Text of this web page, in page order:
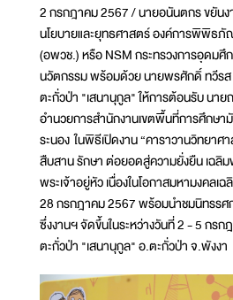
2 กรกฎาคม 2567 / นายอนันตกร ขยัน
นโยบายและยุทธศาสตร์ องค์การพิพิธ
(อพวช.) หรือ NSM กระทรวงการอุดมศึ
นวัตกรรม พร้อมด้วย นายพรศักดิ์ ทวีรส
ตะกั่วป่า "เสนานุกูล" ให้การต้อนรับ นาย
อำนวยการสำนักงานเขตพื้นที่การศึกษา
ระนอง ในพิธีเปิดงาน “คาราวานวิทยาศ
สืบสาน รักษา ต่อยอดสู่ความยั่งยืน เฉลิ
พระเจ้าอยู่หัว เนื่องในโอกาสมหามงคล
28 กรกฎาคม 2567 พร้อมนำชมนิทรรศ
ซึ่งงานฯ จัดขึ้นในระหว่างวันที่ 2 - 5 กรก
ตะกั่วป่า "เสนานุกูล" อ.ตะกั่วป่า จ.พังงา